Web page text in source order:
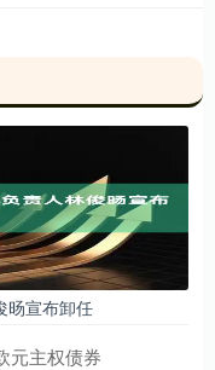
旸宣布卸任
元主权债券